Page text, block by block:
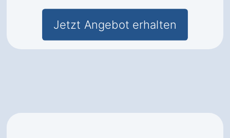
Jetzt Angebot erhalten